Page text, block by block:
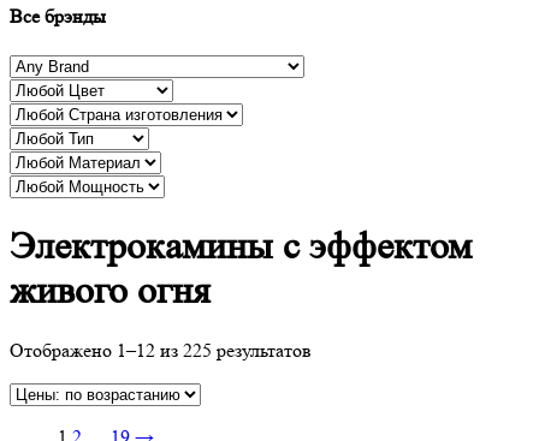
Все брэнды
Электрокамины с эффектом
живого огня
Отображено 1–12 из 225 результатов